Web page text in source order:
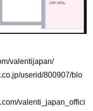
valentijapan/
userid/800907/blo
valenti_japan_offici